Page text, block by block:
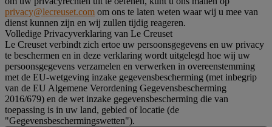
privacy@lecreuset.com om ons te laten weten waar wij u mee van
dienst kunnen zijn en wij zullen tijdig reageren.
Volledige Privacyverklaring van Le Creuset
Le Creuset verbindt zich ertoe uw persoonsgegevens en uw privacy
te beschermen en in deze verklaring wordt uitgelegd hoe wij uw
persoonsgegevens verzamelen en verwerken in overeenstemming
met de EU-wetgeving inzake gegevensbescherming (met inbegrip
van de EU Algemene Verordening Gegevensbescherming
2016/679) en de wet inzake gegevensbescherming die van
toepassing is in uw land, gebied of locatie (de
"Gegevensbeschermingswetten").